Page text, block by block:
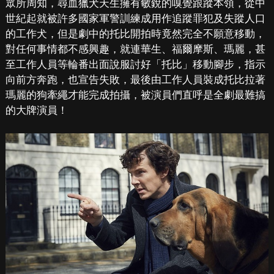
眾所周知，尋血獵犬天生擁有敏銳的嗅覺跟蹤本領，從中
世紀起就被許多國家軍警訓練成用作追蹤罪犯及失蹤人口
的工作犬，但是劇中的托比開拍時竟然完全不願意移動，
對任何事情都不感興趣，就連華生、福爾摩斯、瑪麗，甚
至工作人員等輪番出面說服討好「托比」移動腳步，指示
向前方奔跑，也宣告失敗，最後由工作人員裝成托比拉著
瑪麗的狗牽繩才能完成拍攝，被演員們直呼是全劇最難搞
的大牌演員！